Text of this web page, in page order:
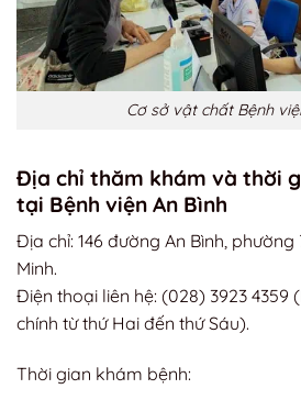
Cơ sở vật chất Bệnh
Địa chỉ thăm khám và thời
tại Bệnh viện An Bình
Địa chỉ: 146 đường An Bình, phường
Minh.
Điện thoại liên hệ: (028) 3923
chính từ thứ Hai đến thứ Sáu).
Thời gian khám bệnh: